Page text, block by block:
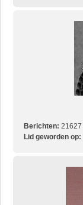
Berichten: 21627
Lid geworden op: